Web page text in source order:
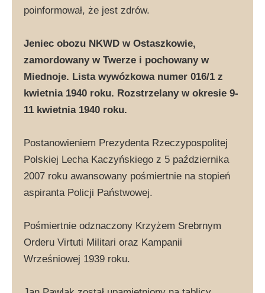
poinformował, że jest zdrów.
Jeniec obozu NKWD w Ostaszkowie,
zamordowany w Twerze i pochowany w
Miednoje. Lista wywózkowa numer 016/1 z
kwietnia 1940 roku. Rozstrzelany w okresie 9-
11 kwietnia 1940 roku.
Postanowieniem Prezydenta Rzeczypospolitej
Polskiej Lecha Kaczyńskiego z 5 października
2007 roku awansowany pośmiertnie na stopień
aspiranta Policji Państwowej.
Pośmiertnie odznaczony Krzyżem Srebrnym
Orderu Virtuti Militari oraz Kampanii
Wrześniowej 1939 roku.